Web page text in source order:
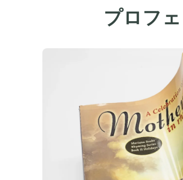
プロフ